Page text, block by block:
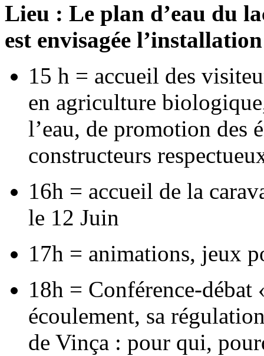
Lieu : Le plan d’eau du
est envisagée
15 h = accueil des
en agriculture
l’eau, de promotion des
constructeurs
16h = accueil de la
le 12 Juin
17h = animations, jeux
18h = Conférence-débat
écoulement, sa
de Vinça : pour qui,